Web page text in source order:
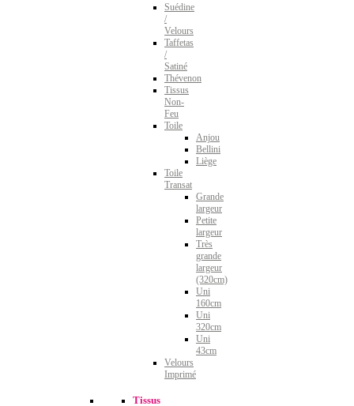
Suédine
/
Velours
Taffetas
/
Satiné
Thévenon
Tissus
Non-
Feu
Toile
Anjou
Bellini
Liège
Toile
Transat
Grande
largeur
Petite
largeur
Très
grande
largeur
(320cm)
Uni
160cm
Uni
320cm
Uni
43cm
Velours
Imprimé
Tissus